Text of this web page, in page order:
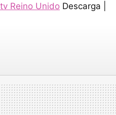
Reino Unido Descarga |